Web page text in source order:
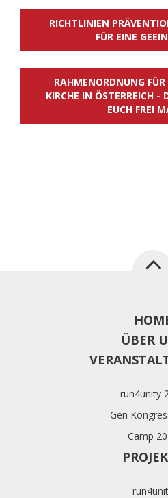
RICHTLINIEN
FÜR EINE
RAHMENORDNUNG
KIRCHE IN ÖSTERREICH -
EUCH FREI
ÜBER
run4unity
Gen
Camp